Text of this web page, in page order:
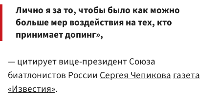
Лично я за то, чтобы было как можно
больше мер воздействия на тех, кто
принимает допинг»,
— цитирует вице-президент Союза
биатлонистов РоссииСергея Чепиковагазета
«Известия».